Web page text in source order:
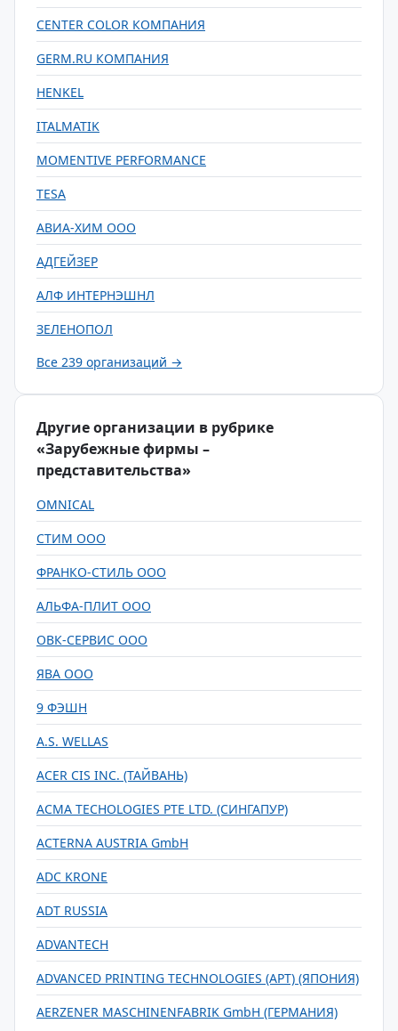
CENTER COLOR КОМПАНИЯ
GERM.RU КОМПАНИЯ
HENKEL
ITALMATIK
MOMENTIVE PERFORMANCE
TESA
АВИА-ХИМ ООО
АДГЕЙЗЕР
АЛФ ИНТЕРНЭШНЛ
ЗЕЛЕНОПОЛ
Все 239 организаций →
Другие организации в рубрике
«Зарубежные фирмы –
представительства»
OMNICAL
СТИМ ООО
ФРАНКО-СТИЛЬ ООО
АЛЬФА-ПЛИТ ООО
ОВК-СЕРВИС ООО
ЯВА ООО
9 ФЭШН
A.S. WELLAS
ACER CIS INC. (ТАЙВАНЬ)
ACMA TECHOLOGIES PTE LTD. (СИНГАПУР)
ACTERNA AUSTRIA GmbH
ADC KRONE
ADT RUSSIA
ADVANTECH
ADVANCED PRINTING TECHNOLOGIES (APT) (ЯПОНИЯ)
AERZENER MASCHINENFABRIK GmbH (ГЕРМАНИЯ)